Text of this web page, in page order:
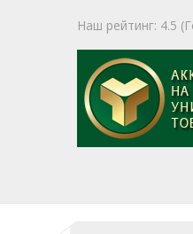
Наш рейтинг: 4.5